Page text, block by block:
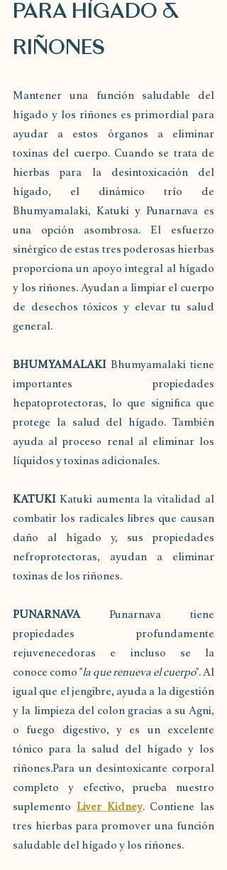
PARA HÍGADO &
RIÑONES
Mantener una función saludable del
hígado y los riñones es primordial para
ayudar a estos órganos a eliminar
toxinas del cuerpo. Cuando se trata de
hierbas para la desintoxicación del
hígado, el dinámico trío de
Bhumyamalaki, Katuki y Punarnava es
una opción asombrosa. El esfuerzo
sinérgico de estas tres poderosas hierbas
proporciona un apoyo integral al hígado
y los riñones. Ayudan a limpiar el cuerpo
de desechos tóxicos y elevar tu salud
general.
BHUMYAMALAKI Bhumyamalaki tiene
importantes propiedades
hepatoprotectoras, lo que significa que
protege la salud del hígado. También
ayuda al proceso renal al eliminar los
líquidos y toxinas adicionales.
KATUKI Katuki aumenta la vitalidad al
combatir los radicales libres que causan
daño al hígado y, sus propiedades
nefroprotectoras, ayudan a eliminar
toxinas de los riñones.
PUNARNAVA Punarnava tiene
propiedades profundamente
rejuvenecedoras e incluso se la
conoce como "la que renueva el cuerpo". Al
igual que el jengibre, ayuda a la digestión
y la limpieza del colon gracias a su Agni,
o fuego digestivo, y es un excelente
tónico para la salud del hígado y los
riñones.Para un desintoxicante corporal
completo y efectivo, prueba nuestro
suplemento Liver Kidney. Contiene las
tres hierbas para promover una función
saludable del hígado y los riñones.